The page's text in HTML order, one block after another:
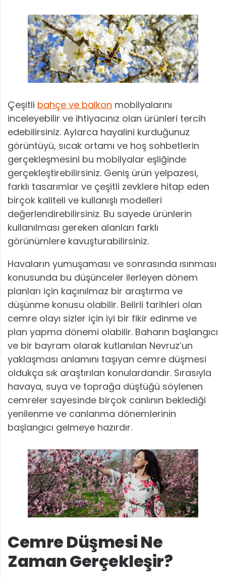
Çeşitli bahçe ve balkon mobilyalarını
inceleyebilir ve ihtiyacınız olan ürünleri tercih
edebilirsiniz. Aylarca hayalini kurduğunuz
görüntüyü, sıcak ortamı ve hoş sohbetlerin
gerçekleşmesini bu mobilyalar eşliğinde
gerçekleştirebilirsiniz. Geniş ürün yelpazesi,
farklı tasarımlar ve çeşitli zevklere hitap eden
birçok kaliteli ve kullanışlı modelleri
değerlendirebilirsiniz. Bu sayede ürünlerin
kullanılması gereken alanları farklı
görünümlere kavuşturabilirsiniz.
Havaların yumuşaması ve sonrasında ısınması
konusunda bu düşünceler ilerleyen dönem
planları için kaçınılmaz bir araştırma ve
düşünme konusu olabilir. Belirli tarihleri olan
cemre olayı sizler için iyi bir fikir edinme ve
plan yapma dönemi olabilir. Baharın başlangıcı
ve bir bayram olarak kutlanılan Nevruz’un
yaklaşması anlamını taşıyan cemre düşmesi
oldukça sık araştırılan konulardandır. Sırasıyla
havaya, suya ve toprağa düştüğü söylenen
cemreler sayesinde birçok canlının beklediği
yenilenme ve canlanma dönemlerinin
başlangıcı gelmeye hazırdır.
Cemre Düşmesi Ne
Zaman Gerçekleşir?